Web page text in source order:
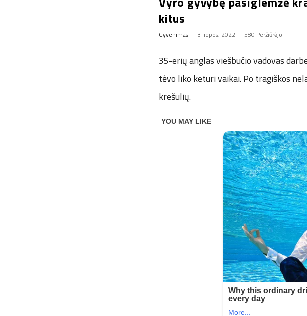
kitus
Gyvenimas 3 liepos, 2022 580 Peržiūrėjo
35-erių anglas viešbučio vadovas
tėvo liko keturi vaikai. Po tragiškos
krešulių.